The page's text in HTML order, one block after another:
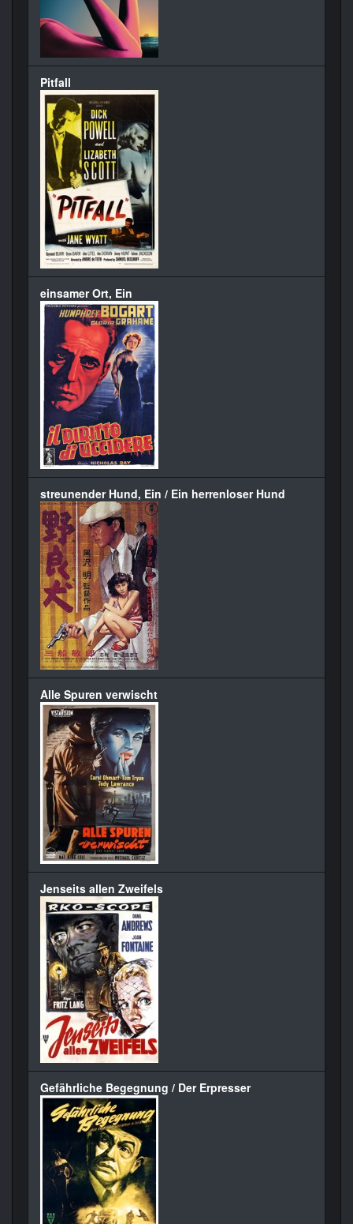
Pitfall
einsamer Ort, Ein
streunender Hund, Ein / Ein herrenloser Hund
Alle Spuren verwischt
Jenseits allen Zweifels
Gefährliche Begegnung / Der Erpresser